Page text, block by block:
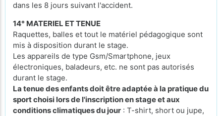
dans les 8 jours suivant l'accident.
14° MATERIEL ET TENUE
Raquettes, balles et tout le matériel pédagogique sont
mis à disposition durant le stage.
Les appareils de type Gsm/Smartphone, jeux
électroniques, baladeurs, etc. ne sont pas autorisés
durant le stage.
La tenue des enfants doit être adaptée à la pratique du
sport choisi lors de l'inscription en stage et aux
conditions climatiques du jour : T-shirt, short ou jupe,